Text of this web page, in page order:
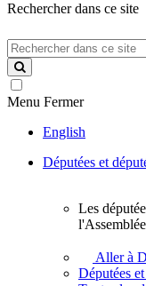
Rechercher dans ce site
Rechercher
dans
ce
site
Menu Fermer
English
Députées et
députés
Les
Aller à
Députées